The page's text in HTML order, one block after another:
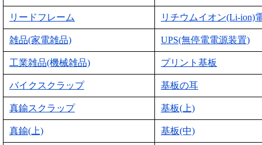
リードフレーム リチウムイオン(Li-ion)
雑品(家電雑品) UPS(無停電電源装置)
工業雑品(機械雑品) プリント基板
バイクスクラップ 基板の耳
真鍮スクラップ 基板(上)
真鍮(上) 基板(中)